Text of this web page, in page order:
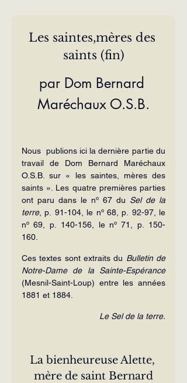
Les saintes,mères des
saints (fin)
par Dom Bernard
Maréchaux O.S.B.
Nous  publions ici la dernière partie du
travail de Dom Bernard Maréchaux
O.S.B. sur « les saintes, mères des
saints ». Les quatre premières parties
ont paru dans le nº 67 du Sel de la
terre, p. 91-104, le nº 68, p. 92-97, le
nº 69, p. 140-156, le nº 71, p. 150-
160.
Ces textes sont extraits du Bulletin de
Notre-Dame de la Sainte-Espérance
(Mesnil-Saint-Loup) entre les années
1881 et 1884.
Le Sel de la terre.
La bienheureuse Alette,
mère de saint Bernard